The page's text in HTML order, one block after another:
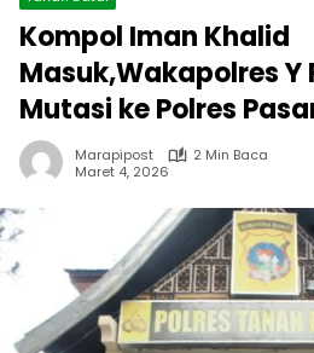
Kompol Iman Khalid
Masuk,Wakapolres Y
Mutasi ke Polres
Marapipost
2 Min Baca
Maret 4, 2026